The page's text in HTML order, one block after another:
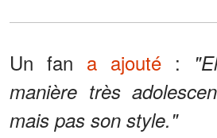
Un fan a ajouté :
manière très
mais pas son style."